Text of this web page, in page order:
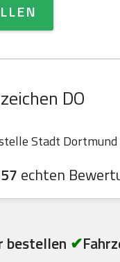
DO
Stadt
echten
bestellen ✔